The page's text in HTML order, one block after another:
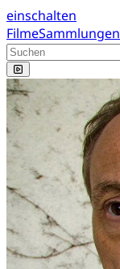
einschalten
FilmeSammlungen